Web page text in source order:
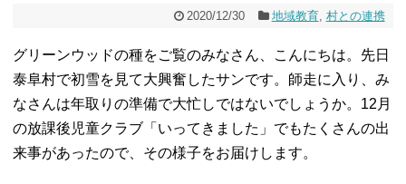
2020/12/30 地域教育, 村との連携
グリーンウッドの種をご覧のみなさん、こんにちは。先日
泰阜村で初雪を見て大興奮したサンです。師走に入り、み
なさんは年取りの準備で大忙しではないでしょうか。12月
の放課後児童クラブ「いってきました」でもたくさんの出
来事があったので、その様子をお届けします。